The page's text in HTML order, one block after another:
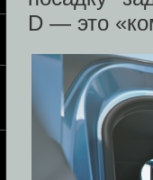
D — это